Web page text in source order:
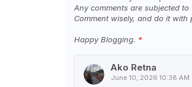
Any comments are subjected to
Comment wisely, and do it with
Happy Blogging.
Ako Retna
June 10, 2026 10:38 AM